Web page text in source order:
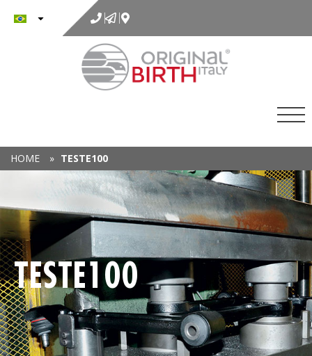
o
HOME » TESTE100
TESTE100